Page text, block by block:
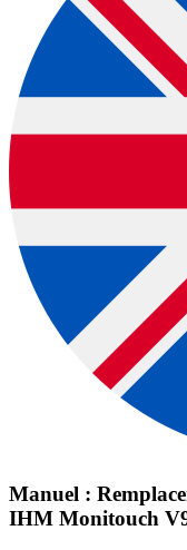
Manuel :
IHM Monitouch